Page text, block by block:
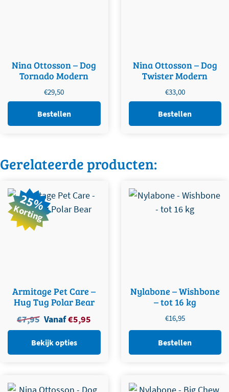
Nina Ottosson – Dog
Tornado Modern
€29,50
Bestellen
Nina Ottosson – Dog
Twister Modern
€33,00
Bestellen
Gerelateerde producten:
25%
Korting
Armitage Pet Care –
Hug Tug Polar Bear
€7,95 Oorspronkelijke
prijs
was:
€7,95.
Vanaf€5,95
prijs
€5,95
Bekijk opties
Dit product heeft meerdere
variaties. Deze optie kan
gekozen worden op de
productpagina
Nylabone – Wishbone
– tot 16 kg
€16,95
Bestellen